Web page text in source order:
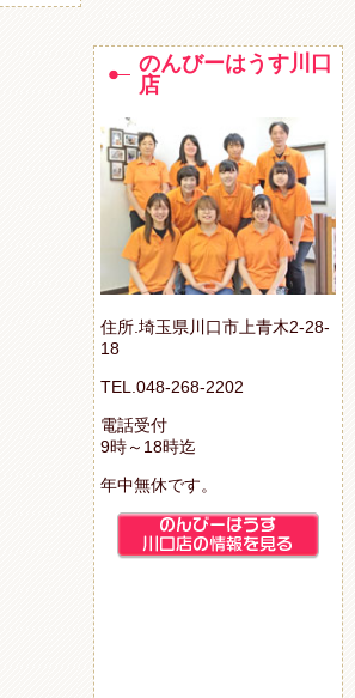
のんびーはうす川口
店
住所.埼玉県川口市上青木2-28-
18
TEL.048-268-2202
電話受付
9時～18時迄
年中無休です。